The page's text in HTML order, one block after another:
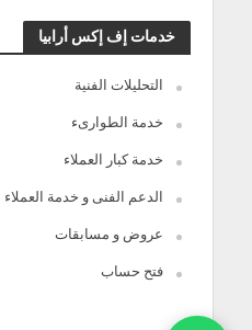
خدمات إف إكس أرابيا
التحليلات الفنية
خدمة الطوارىء
خدمة كبار العملاء
الدعم الفنى و خدمة العملاء
عروض و مسابقات
فتح حساب